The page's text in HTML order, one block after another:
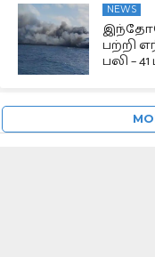
NEWS
பற்றி
பலி –